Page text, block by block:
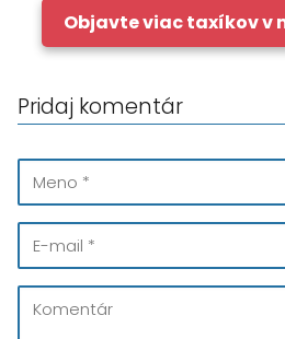
Objavte viac taxíkov v
Pridaj komentár